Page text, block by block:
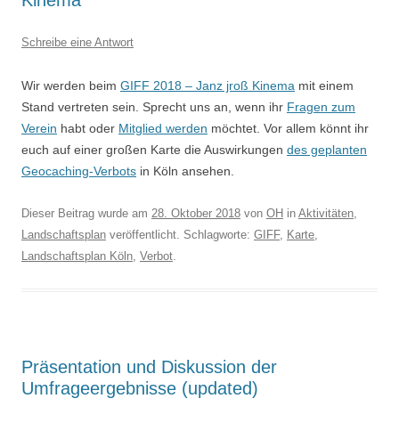
Schreibe eine Antwort
Wir werden beim GIFF 2018 – Janz jroß Kinema mit einem
Stand vertreten sein. Sprecht uns an, wenn ihr Fragen zum
Verein habt oder Mitglied werden möchtet. Vor allem könnt ihr
euch auf einer großen Karte die Auswirkungen des geplanten
Geocaching-Verbots in Köln ansehen.
Dieser Beitrag wurde am 28. Oktober 2018 von OH in Aktivitäten,
Landschaftsplan veröffentlicht. Schlagworte: GIFF, Karte,
Landschaftsplan Köln, Verbot.
Präsentation und Diskussion der
Umfrageergebnisse (updated)